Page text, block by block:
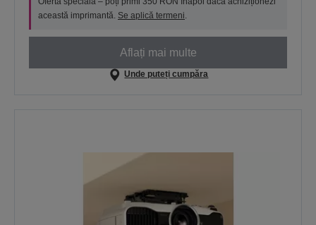
această imprimantă. Se aplică termeni.
Aflați mai multe
Unde puteți cumpăra